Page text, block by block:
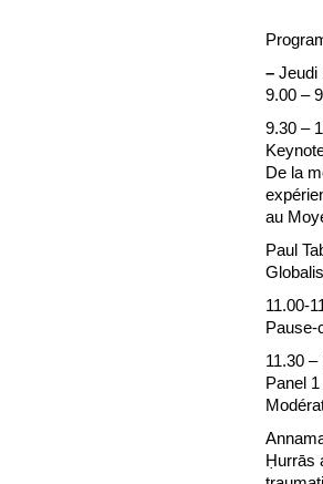
– Jeudi
9.00 –
9.30 –
De la
au
Paul
11.00-
Pause-
11.30 –
Panel
Ḥurrās